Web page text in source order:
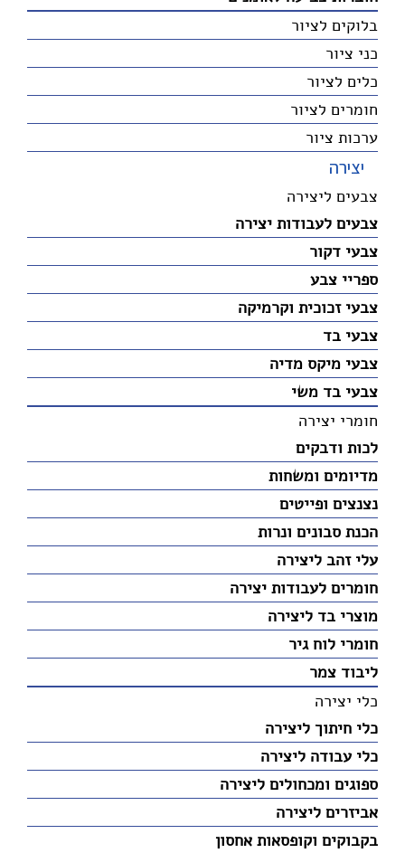
בלוקים לציור
כני ציור
כלים לציור
חומרים לציור
ערכות ציור
יצירה
צבעים ליצירה
צבעים לעבודות יצירה
צבעי דקור
ספריי צבע
צבעי זכוכית וקרמיקה
צבעי בד
צבעי מיקס מדיה
צבעי בד משי
חומרי יצירה
לכות ודבקים
מדיומים ומשחות
נצנצים ופייטים
הכנת סבונים ונרות
עלי זהב ליצירה
חומרים לעבודות יצירה
מוצרי בד ליצירה
חומרי לוח גיר
ליבוד צמר
כלי יצירה
כלי חיתוך ליצירה
כלי עבודה ליצירה
ספוגים ומכחולים ליצירה
אביזרים ליצירה
בקבוקים וקופסאות אחסון